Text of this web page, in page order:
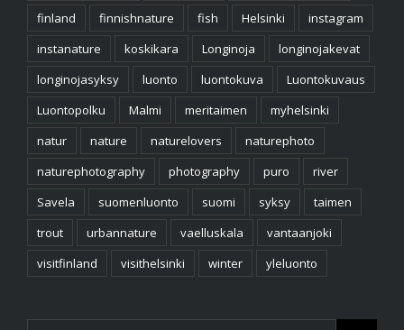
finland
finnishnature fish Helsinki
instagram
instanature
koskikara Longinoja
longinojakevat
longinojasyksy
luonto luontokuva
Luontokuvaus
Luontopolku
Malmi meritaimen
myhelsinki
natur
nature naturelovers
naturephoto
naturephotography
photography puro
river
Savela
suomenluonto suomi syksy
taimen
trout
urbannature vaelluskala
vantaanjoki
visitfinland
visithelsinki winter yleluonto